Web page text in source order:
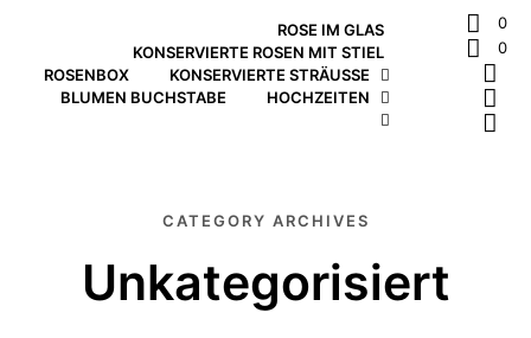
ROSE IM GLAS
KONSERVIERTE ROSEN MIT STIEL
ROSENBOX
KONSERVIERTE STRÄUSSE
BLUMEN BUCHSTABE
HOCHZEITEN
0
0
CATEGORY ARCHIVES
Unkategorisiert